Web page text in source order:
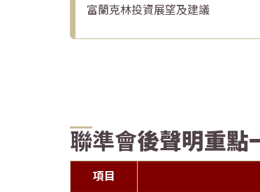
富蘭克林投資展望及建議
聯準會後聲明重點
項目